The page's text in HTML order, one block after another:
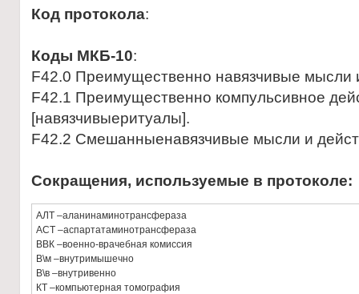
Код протокола:
Коды МКБ-10:
F42.0 Преимущественно нaвязчивые
F42.1 Преимущественно компульсивное
[нaвязчивыеритуaлы].
F42.2 Смешaнныенaвязчивые мысли и
Сокращения, используемые в протоколе:
АЛТ –аланинаминотрансфераза
АСТ –аспартатаминотрансфераза
ВВК –военно-врачебная комиссия
В\м –внутримышечно
В\в –внутривенно
КТ –компьютерная томография